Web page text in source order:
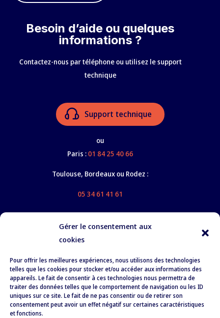
Gérer le consentement aux
cookies
Pour offrir les meilleures expériences, nous utilisons des technologies
telles que les cookies pour stocker et/ou accéder aux informations des
appareils. Le fait de consentir à ces technologies nous permettra de
traiter des données telles que le comportement de navigation ou les ID
uniques sur ce site. Le fait de ne pas consentir ou de retirer son
consentement peut avoir un effet négatif sur certaines caractéristiques
et fonctions.
Besoin d’aide ou quelques
informations ?
Contactez-nous par téléphone ou utilisez le support
technique
Support technique
ou
Paris : 01 84 25 40 66
Toulouse, Bordeaux ou Rodez :
05 34 61 41 61
À propos
Formation
Recrutement